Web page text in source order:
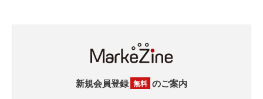
新規会員登録 無料 のご案内